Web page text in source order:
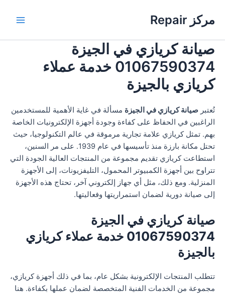
المحتوى
مركز Repair
صيانة كريازي في الجيزة
01067590374 خدمة عملاء
كريازي بالجيزة
تُعتبر صيانة كريازي في الجيزة مسألة في غاية الأهمية للمستخدمين
الراغبين في الحفاظ على كفاءة وجودة أجهزة الإلكترونيات الخاصة
بهم. تمثل كريازي علامة تجارية مرموقة في عالم التكنولوجيا، حيث
تحتل مكانة بارزة منذ تأسيسها في عام 1939. على مر السنين،
استطاعت كريازي تقديم مجموعة من المنتجات العالية الجودة التي
تتراوح بين أجهزة الكمبيوتر المحمول، التليفزيونات، إلى الأجهزة
المنزلية. ومع ذلك، مثل أي جهاز إلكتروني آخر، تحتاج هذه الأجهزة
إلى صيانة دورية لضمان استمراريتها وفعاليتها.
صيانة كريازي في الجيزة
01067590374 خدمة عملاء كريازي
بالجيزة
تتطلب المنتجات الإلكترونية بشكل عام، بما في ذلك أجهزة كريازي،
مجموعة من الخدمات الفنية المتخصصة لضمان عملها بكفاءة. هنا